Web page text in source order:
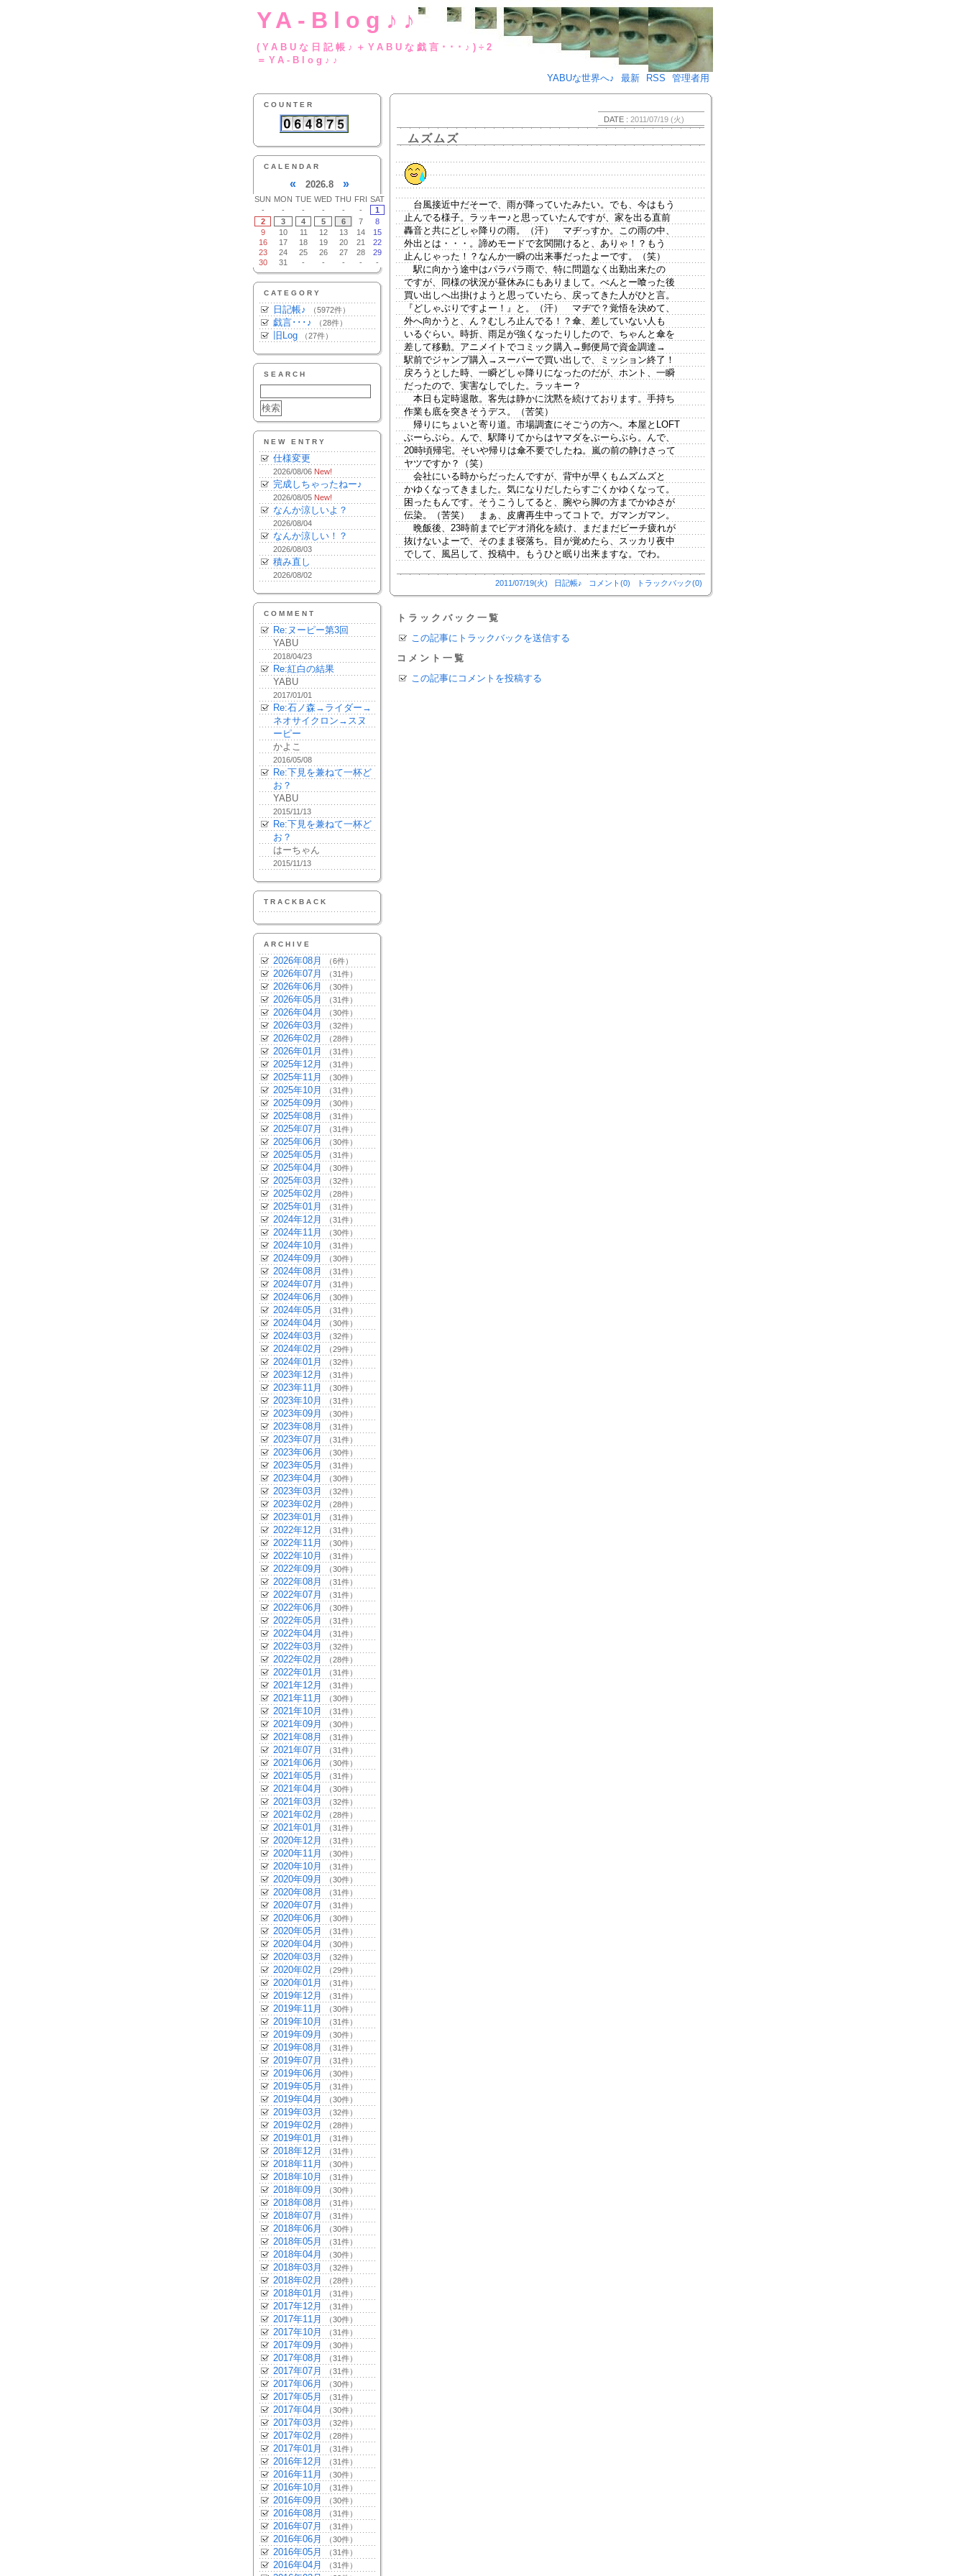
YA-Blog♪♪
(YABUな日記帳♪＋YABUな戯言･･･♪)÷2
＝YA-Blog♪♪
YABUな世界へ♪
最新 RSS 管理者用
COUNTER
CALENDAR
« 2026.8 »
SUN MON TUE WED THU FRI SAT
-
- - - - -
1
2
3 4 5 6 7
8
9
10 11 12 13 14
15
16
17 18 19 20 21
22
23
24 25 26 27 28
29
30
31 - - - - -
CATEGORY
日記帳♪ （5972件）
戯言･･･♪ （28件）
旧Log （27件）
SEARCH
NEW ENTRY
仕様変更
2026/08/06 New!
完成しちゃったねー♪
2026/08/05 New!
なんか涼しいよ？
2026/08/04
なんか涼しい！？
2026/08/03
積み直し
2026/08/02
COMMENT
Re:ヌーピー第3回
YABU
2018/04/23
Re:紅白の結果
YABU
2017/01/01
Re:石ノ森→ライダー→
ネオサイクロン→スヌ
ーピー
かよこ
2016/05/08
Re:下見を兼ねて一杯ど
お？
YABU
2015/11/13
Re:下見を兼ねて一杯ど
お？
はーちゃん
2015/11/13
TRACKBACK
ARCHIVE
2026年08月 （6件）
2026年07月 （31件）
2026年06月 （30件）
2026年05月 （31件）
2026年04月 （30件）
2026年03月 （32件）
2026年02月 （28件）
2026年01月 （31件）
2025年12月 （31件）
2025年11月 （30件）
2025年10月 （31件）
2025年09月 （30件）
2025年08月 （31件）
2025年07月 （31件）
2025年06月 （30件）
2025年05月 （31件）
2025年04月 （30件）
2025年03月 （32件）
2025年02月 （28件）
2025年01月 （31件）
2024年12月 （31件）
2024年11月 （30件）
2024年10月 （31件）
2024年09月 （30件）
2024年08月 （31件）
2024年07月 （31件）
2024年06月 （30件）
2024年05月 （31件）
2024年04月 （30件）
2024年03月 （32件）
2024年02月 （29件）
2024年01月 （32件）
2023年12月 （31件）
2023年11月 （30件）
2023年10月 （31件）
2023年09月 （30件）
2023年08月 （31件）
2023年07月 （31件）
2023年06月 （30件）
2023年05月 （31件）
2023年04月 （30件）
2023年03月 （32件）
2023年02月 （28件）
2023年01月 （31件）
2022年12月 （31件）
2022年11月 （30件）
2022年10月 （31件）
2022年09月 （30件）
2022年08月 （31件）
2022年07月 （31件）
2022年06月 （30件）
2022年05月 （31件）
2022年04月 （31件）
2022年03月 （32件）
2022年02月 （28件）
2022年01月 （31件）
2021年12月 （31件）
2021年11月 （30件）
2021年10月 （31件）
2021年09月 （30件）
2021年08月 （31件）
2021年07月 （31件）
2021年06月 （30件）
2021年05月 （31件）
2021年04月 （30件）
2021年03月 （32件）
2021年02月 （28件）
2021年01月 （31件）
2020年12月 （31件）
2020年11月 （30件）
2020年10月 （31件）
2020年09月 （30件）
2020年08月 （31件）
2020年07月 （31件）
2020年06月 （30件）
2020年05月 （31件）
2020年04月 （30件）
2020年03月 （32件）
2020年02月 （29件）
2020年01月 （31件）
2019年12月 （31件）
2019年11月 （30件）
2019年10月 （31件）
2019年09月 （30件）
2019年08月 （31件）
2019年07月 （31件）
2019年06月 （30件）
2019年05月 （31件）
2019年04月 （30件）
2019年03月 （32件）
2019年02月 （28件）
2019年01月 （31件）
2018年12月 （31件）
2018年11月 （30件）
2018年10月 （31件）
2018年09月 （30件）
2018年08月 （31件）
2018年07月 （31件）
2018年06月 （30件）
2018年05月 （31件）
2018年04月 （30件）
2018年03月 （32件）
2018年02月 （28件）
2018年01月 （31件）
2017年12月 （31件）
2017年11月 （30件）
2017年10月 （31件）
2017年09月 （30件）
2017年08月 （31件）
2017年07月 （31件）
2017年06月 （30件）
2017年05月 （31件）
2017年04月 （30件）
2017年03月 （32件）
2017年02月 （28件）
2017年01月 （31件）
2016年12月 （31件）
2016年11月 （30件）
2016年10月 （31件）
2016年09月 （30件）
2016年08月 （31件）
2016年07月 （31件）
2016年06月 （30件）
2016年05月 （31件）
2016年04月 （31件）
DATE : 2011/07/19 (火)
ムズムズ
台風接近中だそーで、雨が降っていたみたい。でも、今はもう
止んでる様子。ラッキー♪と思っていたんですが、家を出る直前
轟音と共にどしゃ降りの雨。（汗） マヂっすか。この雨の中、
外出とは・・・。諦めモードで玄関開けると、ありゃ！？もう
止んじゃった！？なんか一瞬の出来事だったよーです。（笑）
駅に向かう途中はパラパラ雨で、特に問題なく出勤出来たの
ですが、同様の状況が昼休みにもありまして。べんとー喰った後
買い出しへ出掛けようと思っていたら、戻ってきた人がひと言。
『どしゃぶりですよー！』と。（汗） マヂで？覚悟を決めて、
外へ向かうと、ん？むしろ止んでる！？傘、差していない人も
いるぐらい。時折、雨足が強くなったりしたので、ちゃんと傘を
差して移動。アニメイトでコミック購入→郵便局で資金調達→
駅前でジャンプ購入→スーパーで買い出しで、ミッション終了！
戻ろうとした時、一瞬どしゃ降りになったのだが、ホント、一瞬
だったので、実害なしでした。ラッキー？
本日も定時退散。客先は静かに沈黙を続けております。手持ち
作業も底を突きそうデス。（苦笑）
帰りにちょいと寄り道。市場調査にそごうの方へ。本屋とLOFT
ぶーらぶら。んで、駅降りてからはヤマダをぶーらぶら。んで、
20時頃帰宅。そいや帰りは傘不要でしたね。嵐の前の静けさって
ヤツですか？（笑）
会社にいる時からだったんですが、背中が早くもムズムズと
かゆくなってきました。気になりだしたらすごくかゆくなって。
困ったもんです。そうこうしてると、腕やら脚の方までかゆさが
伝染。（苦笑） まぁ、皮膚再生中ってコトで。ガマンガマン。
晩飯後、23時前までビデオ消化を続け、まだまだビーチ疲れが
抜けないよーで、そのまま寝落ち。目が覚めたら、スッカリ夜中
でして、風呂して、投稿中。もうひと眠り出来ますな。でわ。
2011/07/19(火) 日記帳♪ コメント(0) トラックバック(0)
トラックバック一覧
この記事にトラックバックを送信する
コメント一覧
この記事にコメントを投稿する